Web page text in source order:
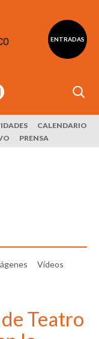
ENTRADAS
CALENDARIO
PRENSA
Vídeos
Teatro